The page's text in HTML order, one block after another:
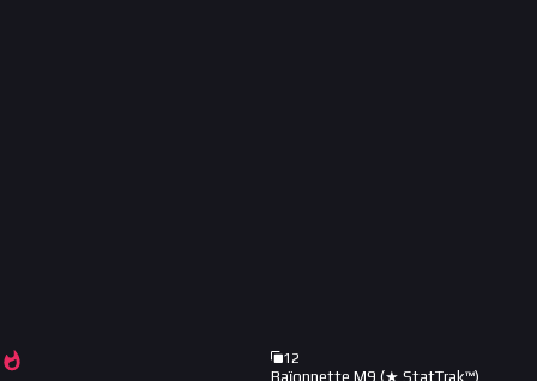
12
Baïonnette M9 (★ StatTrak™)